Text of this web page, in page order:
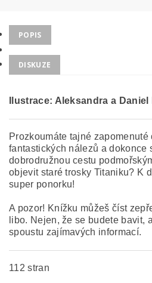
POPIS
DISKUZE
Ilustrace: Aleksandra a
Prozkoumáte tajné
fantastických nálezů a dokonce
dobrodružnou cestu
objevit staré trosky Titaniku? K
super ponorku!
A pozor! Knížku můžeš číst
libo. Nejen, že se budete bavit,
spoustu zajímavých informací.
112 stran